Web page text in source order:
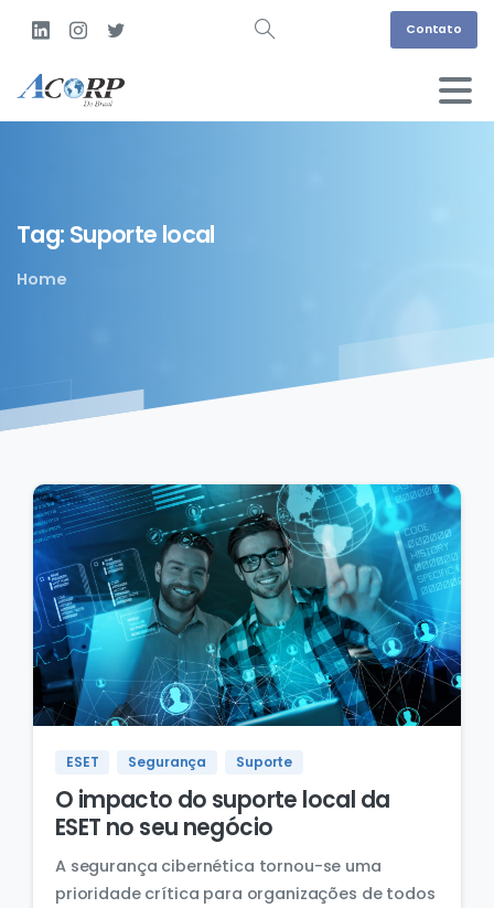
Contato
Tag: Suporte local
Home
ESET Segurança Suporte
O impacto do suporte local da
ESET no seu negócio
A segurança cibernética tornou-se uma
prioridade crítica para organizações de todos